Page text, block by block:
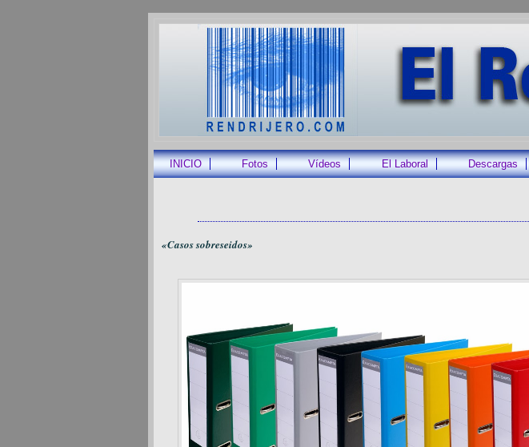
INICIO Fotos Vídeos El Laboral Descargas
«Casos sobreseidos»